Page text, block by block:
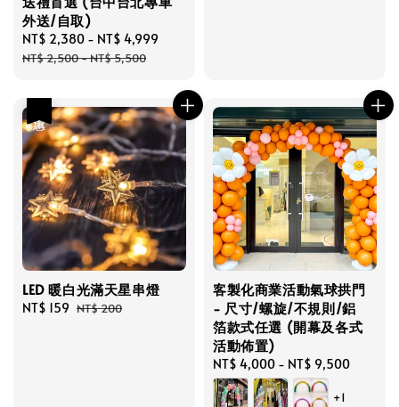
外送/自取)
Sale
price
NT$ 2,380 - NT$ 4,999
NT$ 2,500-NT$ 5,500
LED 暖白光滿天星串燈
Sale
NT$ 159 Regular
NT$ 200
客製化商業活動氣球拱門
- 尺寸/螺旋/不規則/鋁
箔款式任選 (開幕及各式
活動佈置)
Regular
price
NT$ 4,000 - NT$ 9,500
+1